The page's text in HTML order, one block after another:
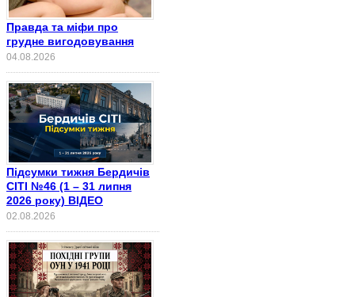
Правда та міфи про
грудне вигодовування
04.08.2026
Підсумки тижня Бердичів
СІТІ №46 (1 – 31 липня
2026 року) ВІДЕО
02.08.2026